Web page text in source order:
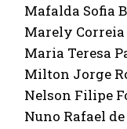
Mafalda Sofia
Marely Correia
Maria Teresa
Milton Jorge
Nelson Filipe
Nuno Rafael